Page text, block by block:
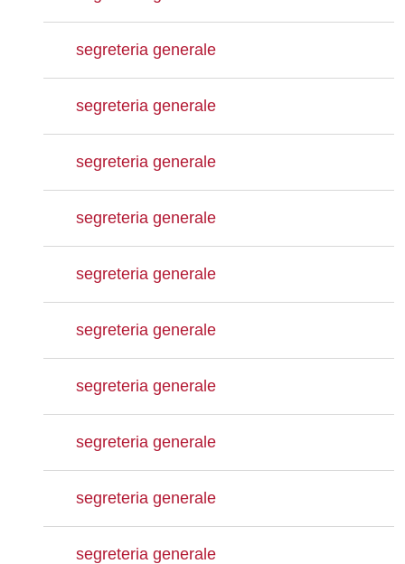
segreteria generale
segreteria generale
segreteria generale
segreteria generale
segreteria generale
segreteria generale
segreteria generale
segreteria generale
segreteria generale
segreteria generale